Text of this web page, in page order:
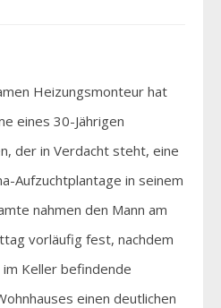
Heizungsmonteur hat
eines 30-Jährigen
der in Verdacht steht, eine
Aufzuchtplantage in seinem
nahmen den Mann am
vorläufig fest, nachdem
Keller befindende
einen deutlichen